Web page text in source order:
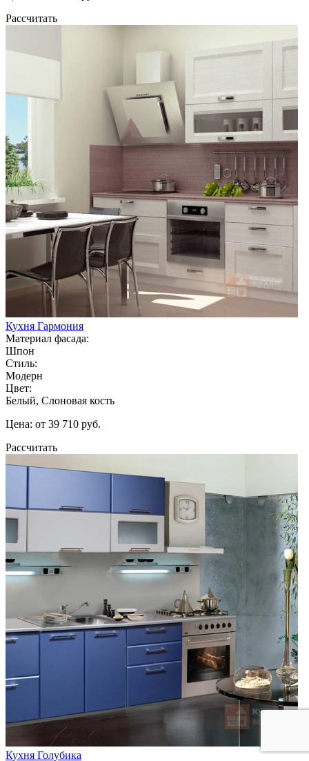
Рассчитать
Кухня Гармония
Материал фасада:
Шпон
Стиль:
Модерн
Цвет:
Белый, Слоновая кость
Цена: от 39 710 руб.
Рассчитать
Кухня Голубика